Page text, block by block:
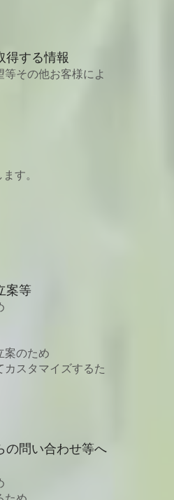
得する情報
その他お客様によ
す。
案等
案のため
スタマイズするた
の問い合わせ等へ